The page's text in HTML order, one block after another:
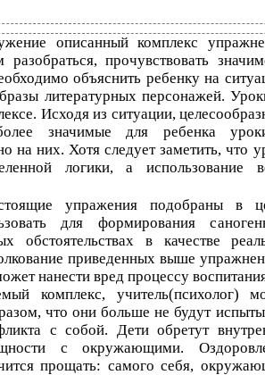
описанный комплекс
прочувствовать
объяснить ребенку на
литературных персонажей.
Исходя из ситуации,
значимые для ребенка
на них. Хотя следует заметить, что
логики, а использование
упражения подобраны в
для формирования
в качестве
приведенных выше
нанести вред процессу
комплекс, учитель(психолог)
что они больше не будут
с собой. Дети обретут
с окружающими.
прощать: самого себя,